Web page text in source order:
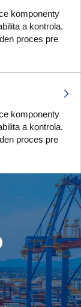
komponenty
a kontrola.
proces pre
komponenty
a kontrola.
proces pre